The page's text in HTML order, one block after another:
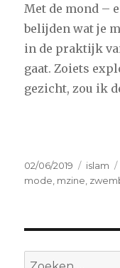
Met de mond –
belijden wat je
in de praktijk
gaat. Zoiets
gezicht, zou ik
Geplaatst
op
02/06/2019 islam
mode mzine
Zoeken